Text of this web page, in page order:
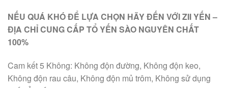
NẾU QUÁ KHÓ ĐỂ LỰA CHỌN HÃY ĐẾN VỚI ZII YẾN –
ĐỊA CHỈ CUNG CẤP TỔ YẾN SÀO NGUYÊN CHẤT
100%
Cam kết 5 Không: Không độn đường, Không độn keo,
Không độn rau câu, Không độn mủ trôm, Không sử dụng